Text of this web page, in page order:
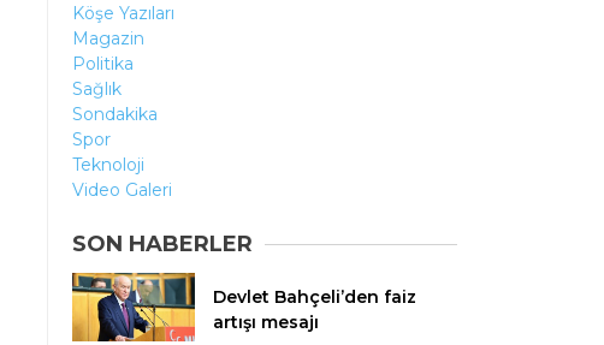
Köşe Yazıları
Magazin
Politika
Sağlık
Sondakika
Spor
Teknoloji
Video Galeri
SON HABERLER
Devlet Bahçeli’den faiz
artışı mesajı